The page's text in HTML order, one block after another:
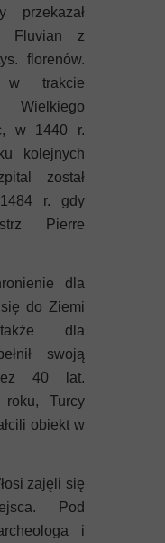
przekazał
Fluvian z
florenów.
w trakcie
Wielkiego
w 1440 r.
kolejnych
został
r. gdy
Pierre
dla
do Ziemi
dla
swoją
40 lat.
Turcy
obiekt w
zajęli się
Pod
i